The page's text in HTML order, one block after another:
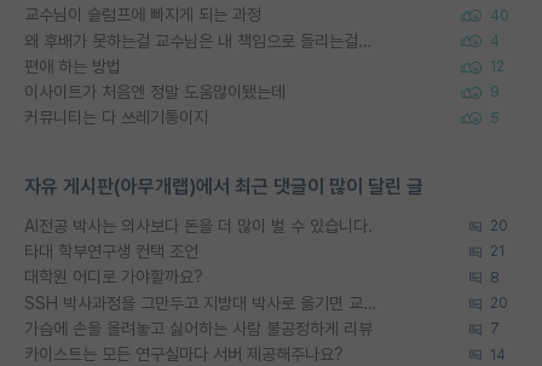
교수님이 슬럼프에 빠지게 되는 과정 40
왜 후배가 못하는걸 교수님은 내 책임으로 돌리는걸까요? 4
편애 하는 방법 12
이사이트가 처음엔 정말 도움많이됐는데 9
커뮤니티는 다 쓰레기통이지 5
자유 게시판(아무개랩)에서 최근 댓글이 많이 달린 글
AI전공 박사는 의사보다 돈을 더 많이 벌 수 있습니다. 20
타대 학부연구생 컨택 조언 21
대학원 어디로 가야할까요? 8
SSH 박사과정을 그만두고 지방대 박사로 옮기면 교수의 꿈은 끝일까요? 20
가슴에 손을 올려놓고 싫어하는 사람 불공정하게 리뷰 7
카이스트는 모든 연구실마다 서버 제공해주나요? 14